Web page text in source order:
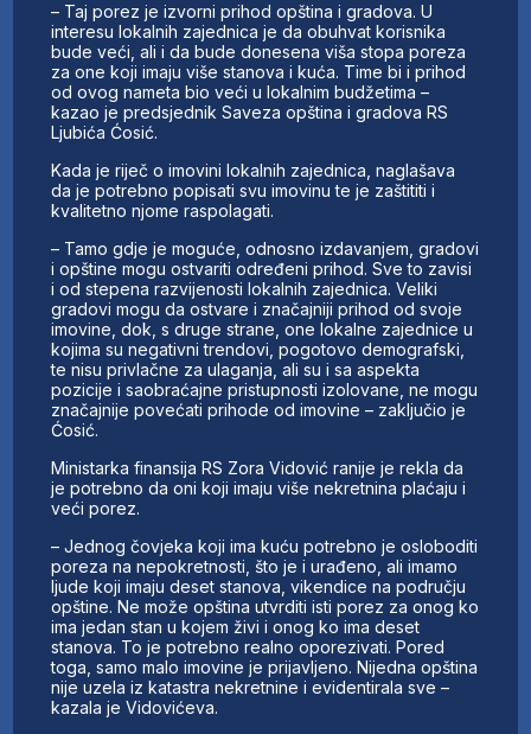
– Taj porez je izvorni prihod opština i gradova. U
interesu lokalnih zajednica je da obuhvat korisnika
bude veći, ali i da bude donesena viša stopa poreza
za one koji imaju više stanova i kuća. Time bi i prihod
od ovog nameta bio veći u lokalnim budžetima –
kazao je predsjednik Saveza opština i gradova RS
Ljubića Ćosić.
Kada je riječ o imovini lokalnih zajednica, naglašava
da je potrebno popisati svu imovinu te je zaštititi i
kvalitetno njome raspolagati.
– Tamo gdje je moguće, odnosno izdavanjem, gradovi
i opštine mogu ostvariti određeni prihod. Sve to zavisi
i od stepena razvijenosti lokalnih zajednica. Veliki
gradovi mogu da ostvare i značajniji prihod od svoje
imovine, dok, s druge strane, one lokalne zajednice u
kojima su negativni trendovi, pogotovo demografski,
te nisu privlačne za ulaganja, ali su i sa aspekta
pozicije i saobraćajne pristupnosti izolovane, ne mogu
značajnije povećati prihode od imovine – zaključio je
Ćosić.
Ministarka finansija RS Zora Vidović ranije je rekla da
je potrebno da oni koji imaju više nekretnina plaćaju i
veći porez.
– Jednog čovjeka koji ima kuću potrebno je osloboditi
poreza na nepokretnosti, što je i urađeno, ali imamo
ljude koji imaju deset stanova, vikendice na području
opštine. Ne može opština utvrditi isti porez za onog ko
ima jedan stan u kojem živi i onog ko ima deset
stanova. To je potrebno realno oporezivati. Pored
toga, samo malo imovine je prijavljeno. Nijedna opština
nije uzela iz katastra nekretnine i evidentirala sve –
kazala je Vidovićeva.